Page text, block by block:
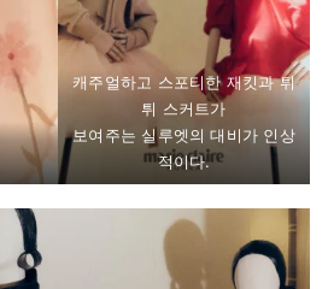
캐주얼하고 스포티한 재킷과 튀
튀 스커트가
보여주는 실루엣의 대비가 인상
적이다.